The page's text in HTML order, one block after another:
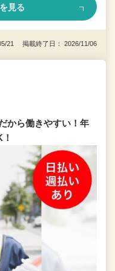
見る
21 掲載終了日： 2026/11/06
から働きやすい！年